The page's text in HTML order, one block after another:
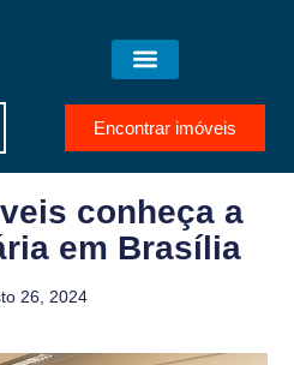
Encontrar imóveis
conheça a
em Brasília
26, 2024